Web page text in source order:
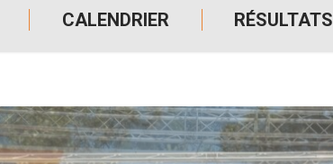
CALENDRIER RÉSULTATS